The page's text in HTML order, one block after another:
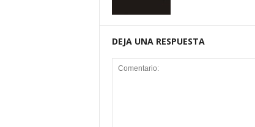
DEJA UNA RESPUESTA